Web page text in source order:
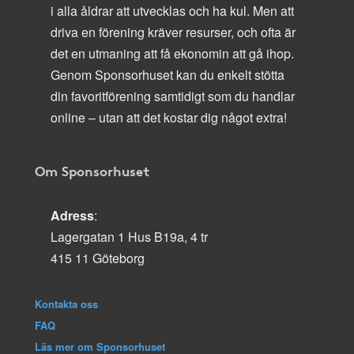
i alla åldrar att utvecklas och ha kul. Men att
driva en förening kräver resurser, och ofta är
det en utmaning att få ekonomin att gå ihop.
Genom Sponsorhuset kan du enkelt stötta
din favoritförening samtidigt som du handlar
online – utan att det kostar dig något extra!
Om Sponsorhuset
Adress:
Lagergatan 1 Hus B19a, 4 tr
415 11 Göteborg
Kontakta oss
FAQ
Läs mer om Sponsorhuset